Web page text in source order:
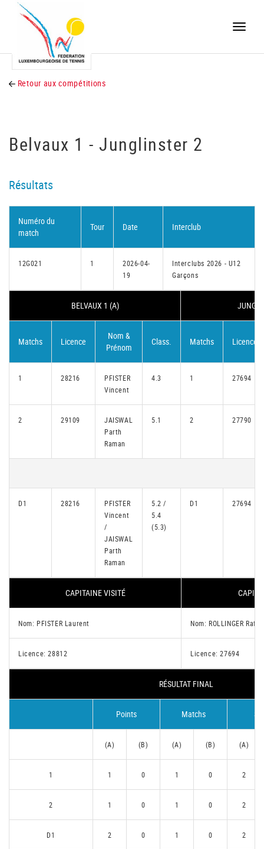
Toggle
Retour aux compétitions
Belvaux 1 - Junglinster 2
Résultats
Numéro du
match
Tour Date Interclub
12G021 1
2026-04-
19
Interclubs 2026 - U12
Garçons
BELVAUX 1 (A)
Matchs Licence
Nom &
Prénom
Class. Matchs Licence
1 28216
PFISTER
Vincent
4.3 1 27694
2 29109
JAISWAL
Parth
Raman
5.1 2 27790
D1 28216
PFISTER
Vincent
/
JAISWAL
Parth
Raman
5.2 /
5.4
(5.3)
D1 27694
CAPITAINE VISITÉ
Nom: PFISTER Laurent Nom: ROLLINGER
Licence: 28812 Licence: 27694
RÉSULTAT FINAL
Points Matchs
(A) (B) (A) (B) (A)
1 1 0 1 0 2
2 1 0 1 0 2
D1 2 0 1 0 2